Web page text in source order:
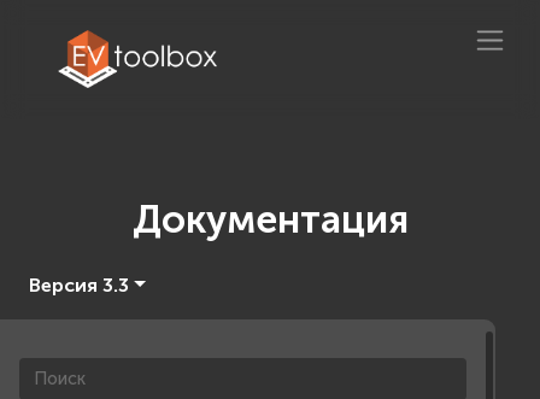
Документация
Версия 3.3